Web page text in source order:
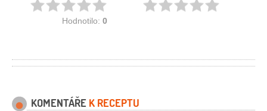
Hodnotilo: 0
KOMENTÁŘE K RECEPTU